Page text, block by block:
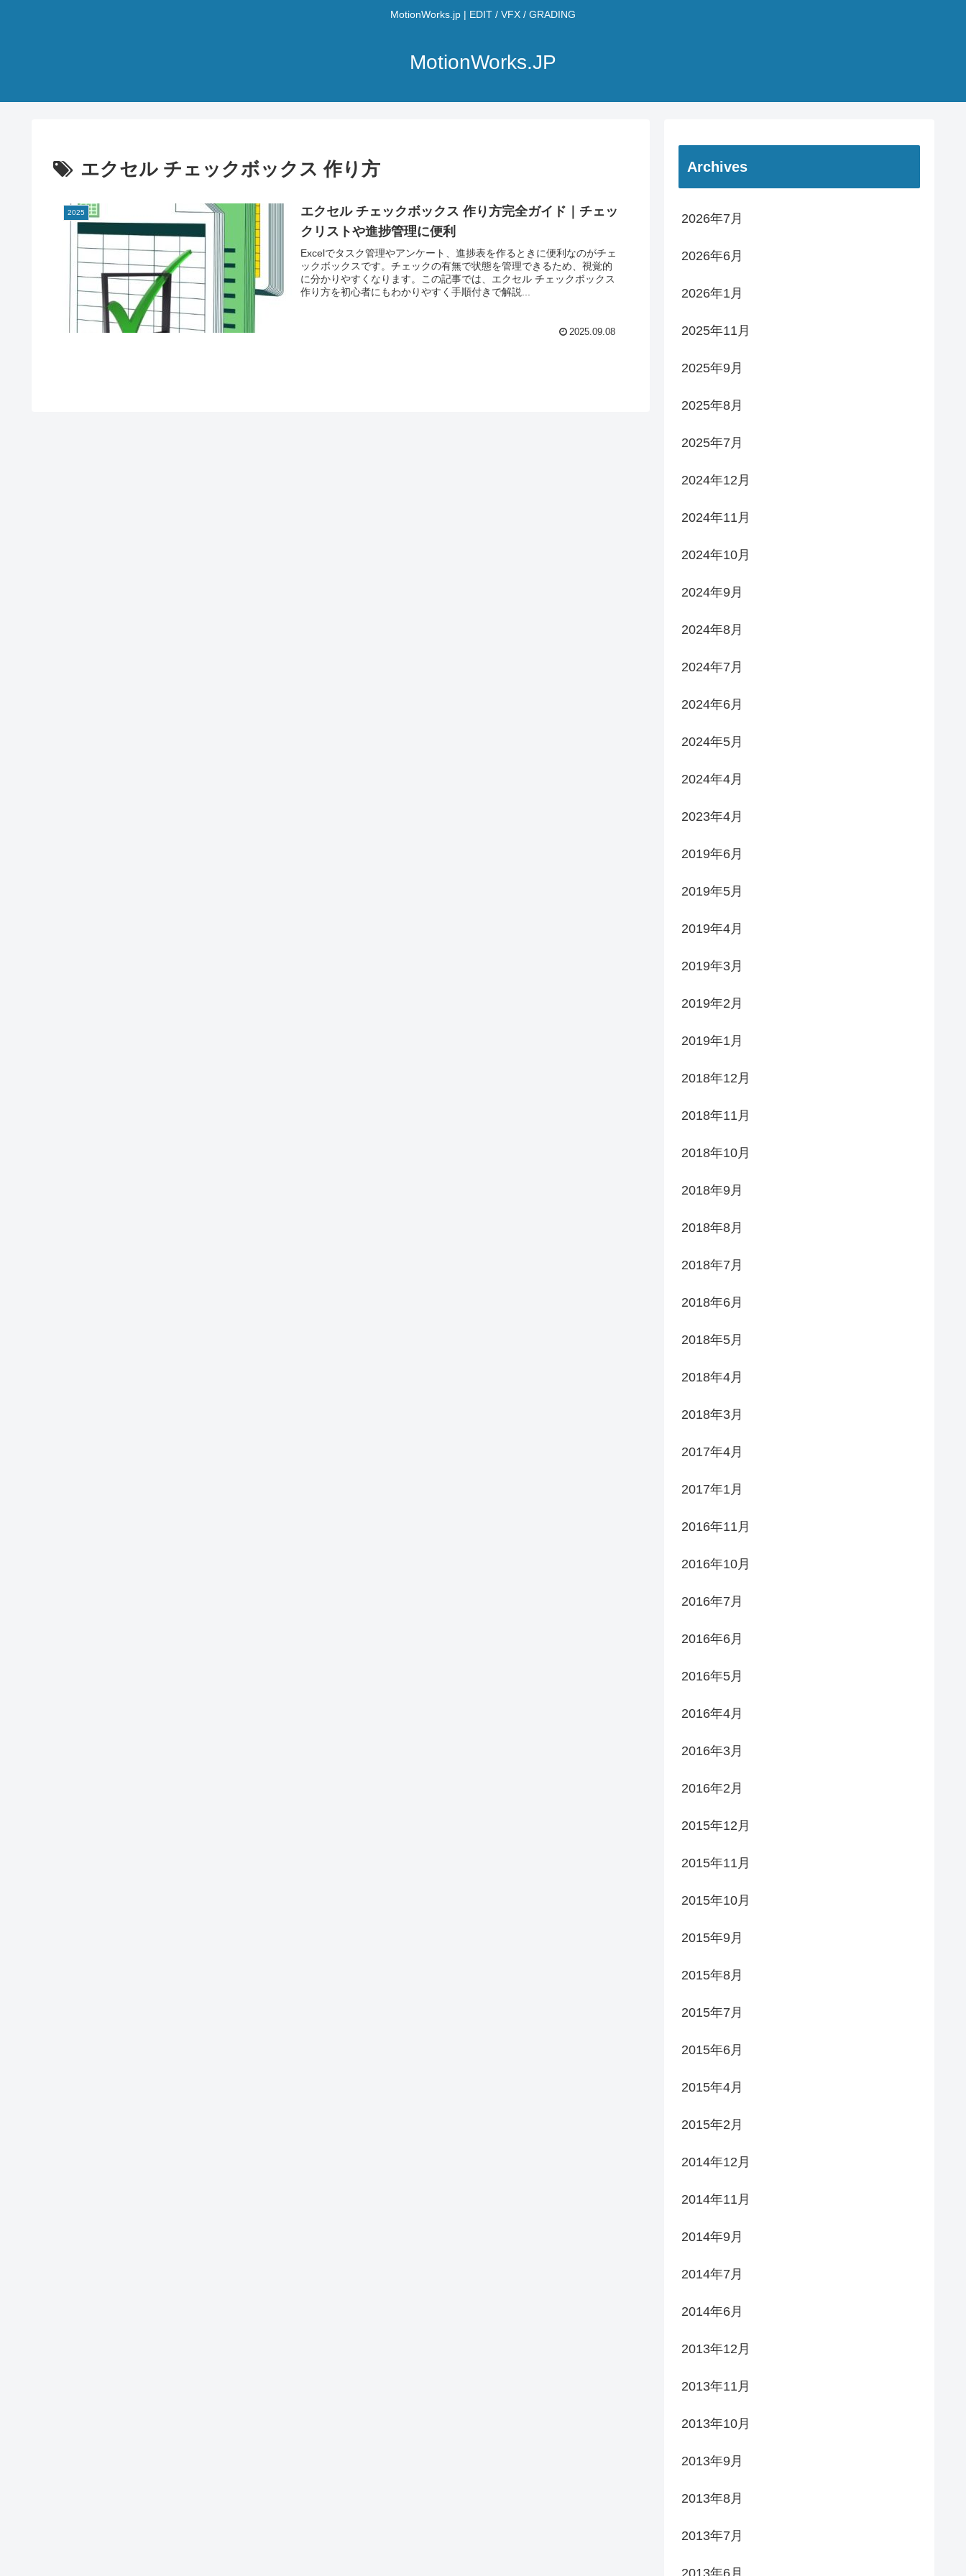
MotionWorks.jp | EDIT / VFX / GRADING
MotionWorks.JP
エクセル チェックボックス 作り方
2025
エクセル チェックボックス 作り方完全ガイド｜チェッ
クリストや進捗管理に便利
Excelでタスク管理やアンケート、進捗表を作るときに便利なのがチェ
ックボックスです。チェックの有無で状態を管理できるため、視覚的
に分かりやすくなります。この記事では、エクセル チェックボックス
作り方を初心者にもわかりやすく手順付きで解説...
2025.09.08
Archives
2026年7月
2026年6月
2026年1月
2025年11月
2025年9月
2025年8月
2025年7月
2024年12月
2024年11月
2024年10月
2024年9月
2024年8月
2024年7月
2024年6月
2024年5月
2024年4月
2023年4月
2019年6月
2019年5月
2019年4月
2019年3月
2019年2月
2019年1月
2018年12月
2018年11月
2018年10月
2018年9月
2018年8月
2018年7月
2018年6月
2018年5月
2018年4月
2018年3月
2017年4月
2017年1月
2016年11月
2016年10月
2016年7月
2016年6月
2016年5月
2016年4月
2016年3月
2016年2月
2015年12月
2015年11月
2015年10月
2015年9月
2015年8月
2015年7月
2015年6月
2015年4月
2015年2月
2014年12月
2014年11月
2014年9月
2014年7月
2014年6月
2013年12月
2013年11月
2013年10月
2013年9月
2013年8月
2013年7月
2013年6月